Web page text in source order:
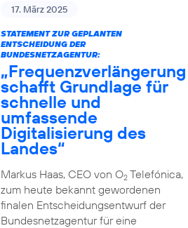
17. März 2025
STATEMENT ZUR GEPLANTEN
ENTSCHEIDUNG DER
BUNDESNETZAGENTUR:
„Frequenzverlängerung
schafft Grundlage für
schnelle und
umfassende
Digitalisierung des
Landes“
Markus Haas, CEO von O2Telefónica,
zum heute bekannt gewordenen
finalen Entscheidungsentwurf der
Bundesnetzagentur für eine